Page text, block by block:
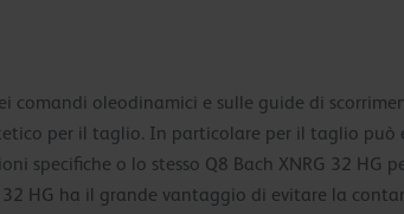
comandi oleodinamici e sulle guide di
per il taglio. In particolare per il taglio può
specifiche o lo stesso Q8 Bach XNRG 32 HG
HG ha il grande vantaggio di evitare la